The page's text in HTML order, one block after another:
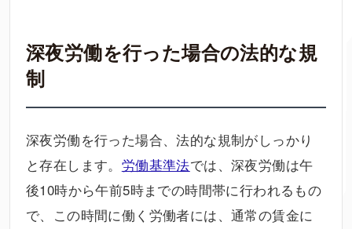
深夜労働を行った場合の法的な規
制
深夜労働を行った場合、法的な規制がしっかり
と存在します。 労働基準法では、深夜労働は午
後10時から午前5時までの時間帯に行われるもの
で、この時間に働く労働者には、通常の賃金に